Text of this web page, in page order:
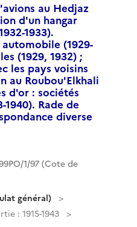
au Hedjaz
d'un hangar
1933).
(1929-
(1929, 1932) ;
les pays voisins
au Roubou'Elkhali
d'or : sociétés
1940). Rade de
diverse
1/97 (Cote de
général)
: 1915-1943